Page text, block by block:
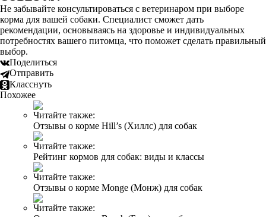
Не забывайте консультироваться с ветеринаром при выборе
корма для вашей собаки. Специалист сможет дать
рекомендации, основываясь на здоровье и индивидуальных
потребностях вашего питомца, что поможет сделать правильный
выбор.
Поделиться
Отправить
Класснуть
Похожее
Читайте также:
Отзывы о корме Hill’s (Хиллс) для собак
Читайте также:
Рейтинг кормов для собак: виды и классы
Читайте также:
Отзывы о корме Monge (Монж) для собак
Читайте также: